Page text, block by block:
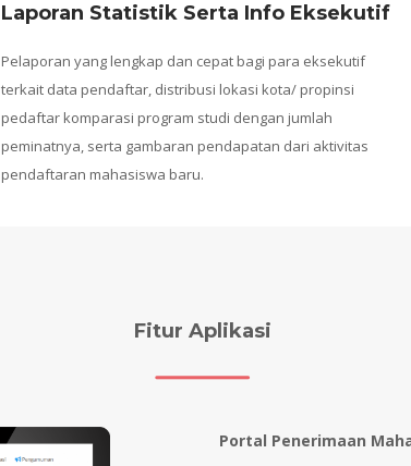
Laporan Statistik Serta Info Eksekutif
Pelaporan yang lengkap dan cepat bagi para eksekutif
terkait data pendaftar, distribusi lokasi kota/ propinsi
pedaftar komparasi program studi dengan jumlah
peminatnya, serta gambaran pendapatan dari aktivitas
pendaftaran mahasiswa baru.
Fitur Aplikasi
Portal Penerimaan